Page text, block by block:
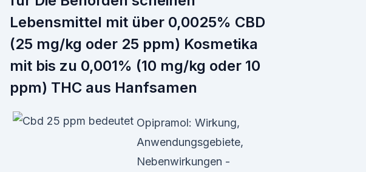
Lebensmittel mit über 0,0025% CBD
(25 mg/kg oder 25 ppm) Kosmetika
mit bis zu 0,001% (10 mg/kg oder 10
ppm) THC aus Hanfsamen
Opipramol: Wirkung,
Anwendungsgebiete,
Nebenwirkungen -